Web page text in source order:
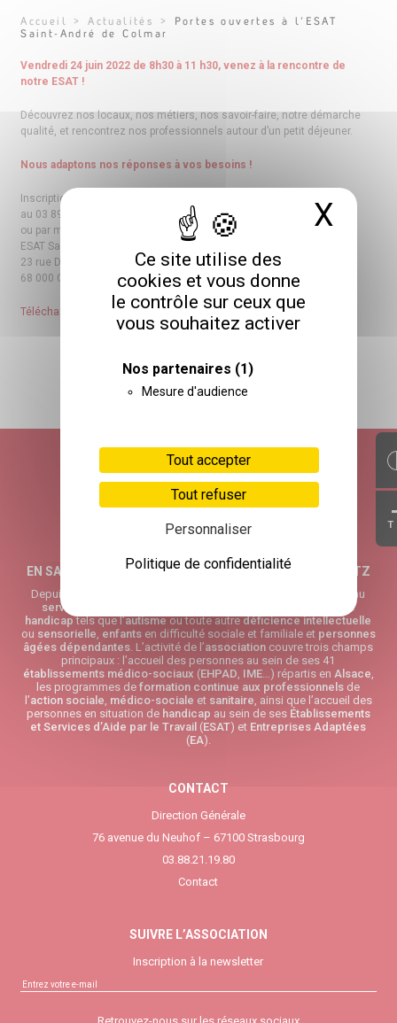
Ce site utilise des
cookies et vous donne
le contrôle sur ceux que
vous souhaitez activer
Nos partenaires (1)
Mesure d'audience
Tout accepter
Tout refuser
Personnaliser
Politique de confidentialité
X
T
Accueil >Actualités >
Portes ouvertes à l’ESAT
Saint-André de Colmar
Vendredi 24 juin 2022 de 8h30 à 11 h30, venez à la rencontre de
notre ESAT !
Découvrez nos locaux, nos métiers, nos savoir-faire, notre démarche
qualité, et rencontrez nos professionnels autour d’un petit déjeuner.
Nous adaptons nos réponses à vos besoins !
Inscription avant le 17 juin 2022
au 03 89 27 90 05
ou par mail • esat.colmar@glaubitz.fr
ESAT Saint-André
23 rue Denis Papin – ZI Nord
68 000 COLMAR
Télécharger l’invitation
EN SAVOIR PLUS SUR L’ASSOCIATION ADÈLE DE GLAUBITZ
Depuis plus de 30 ans, l’
œuvre au
service
des personnes les plus vulnérables : personnes avec
handicaptels que l’autismeou toute autredéficience intellectuelle
ou sensorielle enfants en difficulté sociale et familiale et personnes
âgées dépendantes . L’activité de l’association couvre trois champs
principaux : l’accueil des personnes au sein de ses 41
établissements médico-sociaux (EHPAD IME …) répartis en Alsace
les programmes deformation continue aux professionnels de
l’action sociale médico-sociale et sanitaire , ainsi que l’accueil des
personnes en situation de handicap au sein de ses Établissements
et Services d’Aide par le Travail (ESAT) et Entreprises Adaptées
(EA).
CONTACT
Direction Générale
76 avenue du Neuhof – 67100 Strasbourg
03.88.21.19.80
Contact
SUIVRE L’ASSOCIATION
Inscription à la newsletter